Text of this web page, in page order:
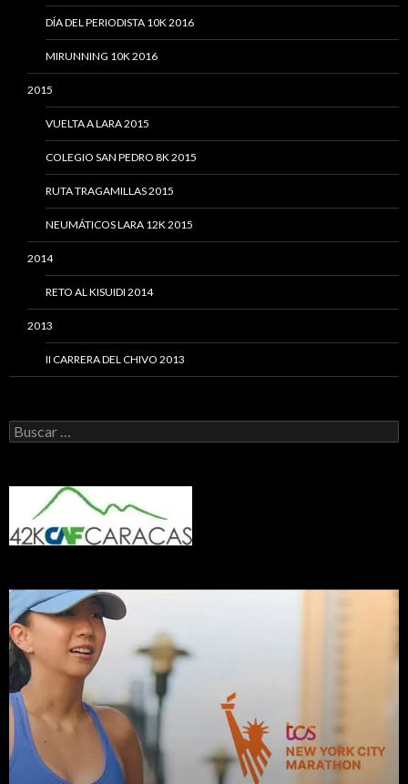
DÍA DEL PERIODISTA 10K 2016
MIRUNNING 10K 2016
2015
VUELTA A LARA 2015
COLEGIO SAN PEDRO 8K 2015
RUTA TRAGAMILLAS 2015
NEUMÁTICOS LARA 12K 2015
2014
RETO AL KISUIDI 2014
2013
II CARRERA DEL CHIVO 2013
Buscar: